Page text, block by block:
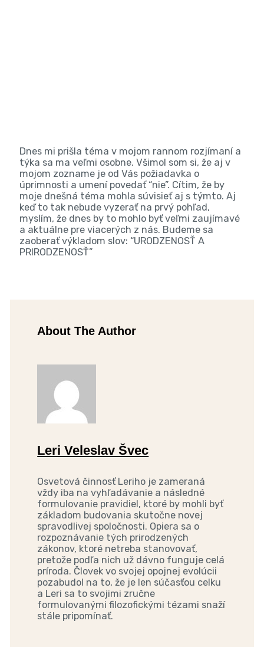
Dnes mi prišla téma v mojom rannom rozjímaní a
týka sa ma veľmi osobne. Všimol som si, že aj v
mojom zozname je od Vás požiadavka o
úprimnosti a umení povedať “nie”. Cítim, že by
moje dnešná téma mohla súvisieť aj s týmto. Aj
keď to tak nebude vyzerať na prvý pohľad,
myslím, že dnes by to mohlo byť veľmi zaujímavé
a aktuálne pre viacerých z nás. Budeme sa
zaoberať výkladom slov: “URODZENOSŤ A
PRIRODZENOSŤ”
About The Author
Leri Veleslav Švec
Osvetová činnosť Leriho je zameraná
vždy iba na vyhľadávanie a následné
formulovanie pravidiel, ktoré by mohli byť
základom budovania skutočne novej
spravodlivej spoločnosti. Opiera sa o
rozpoznávanie tých prirodzených
zákonov, ktoré netreba stanovovať,
pretože podľa nich už dávno funguje celá
príroda. Človek vo svojej opojnej evolúcii
pozabudol na to, že je len súčasťou celku
a Leri sa to svojimi zručne
formulovanými filozofickými tézami snaží
stále pripomínať.